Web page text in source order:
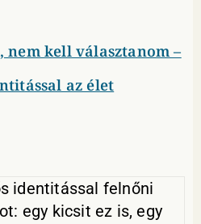
nem kell választanom –
az élet
identitással felnőni
egy kicsit ez is, egy